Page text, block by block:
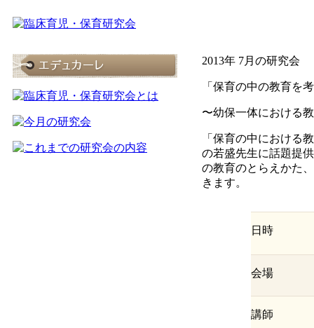
2013年 7月の研究会
「保育の中の教育を
〜幼保一体における
「保育の中における
の若盛先生に話題提
の教育のとらえかた
きます。
日時
会場
講師